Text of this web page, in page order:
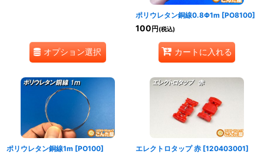
オプション選択
ポリウレタン銅線0.8Φ1m [PO8100]
100円(税込)
カートに入れる
ポリウレタン銅線1m [PO100] エレクトロタップ 赤 [120403001]